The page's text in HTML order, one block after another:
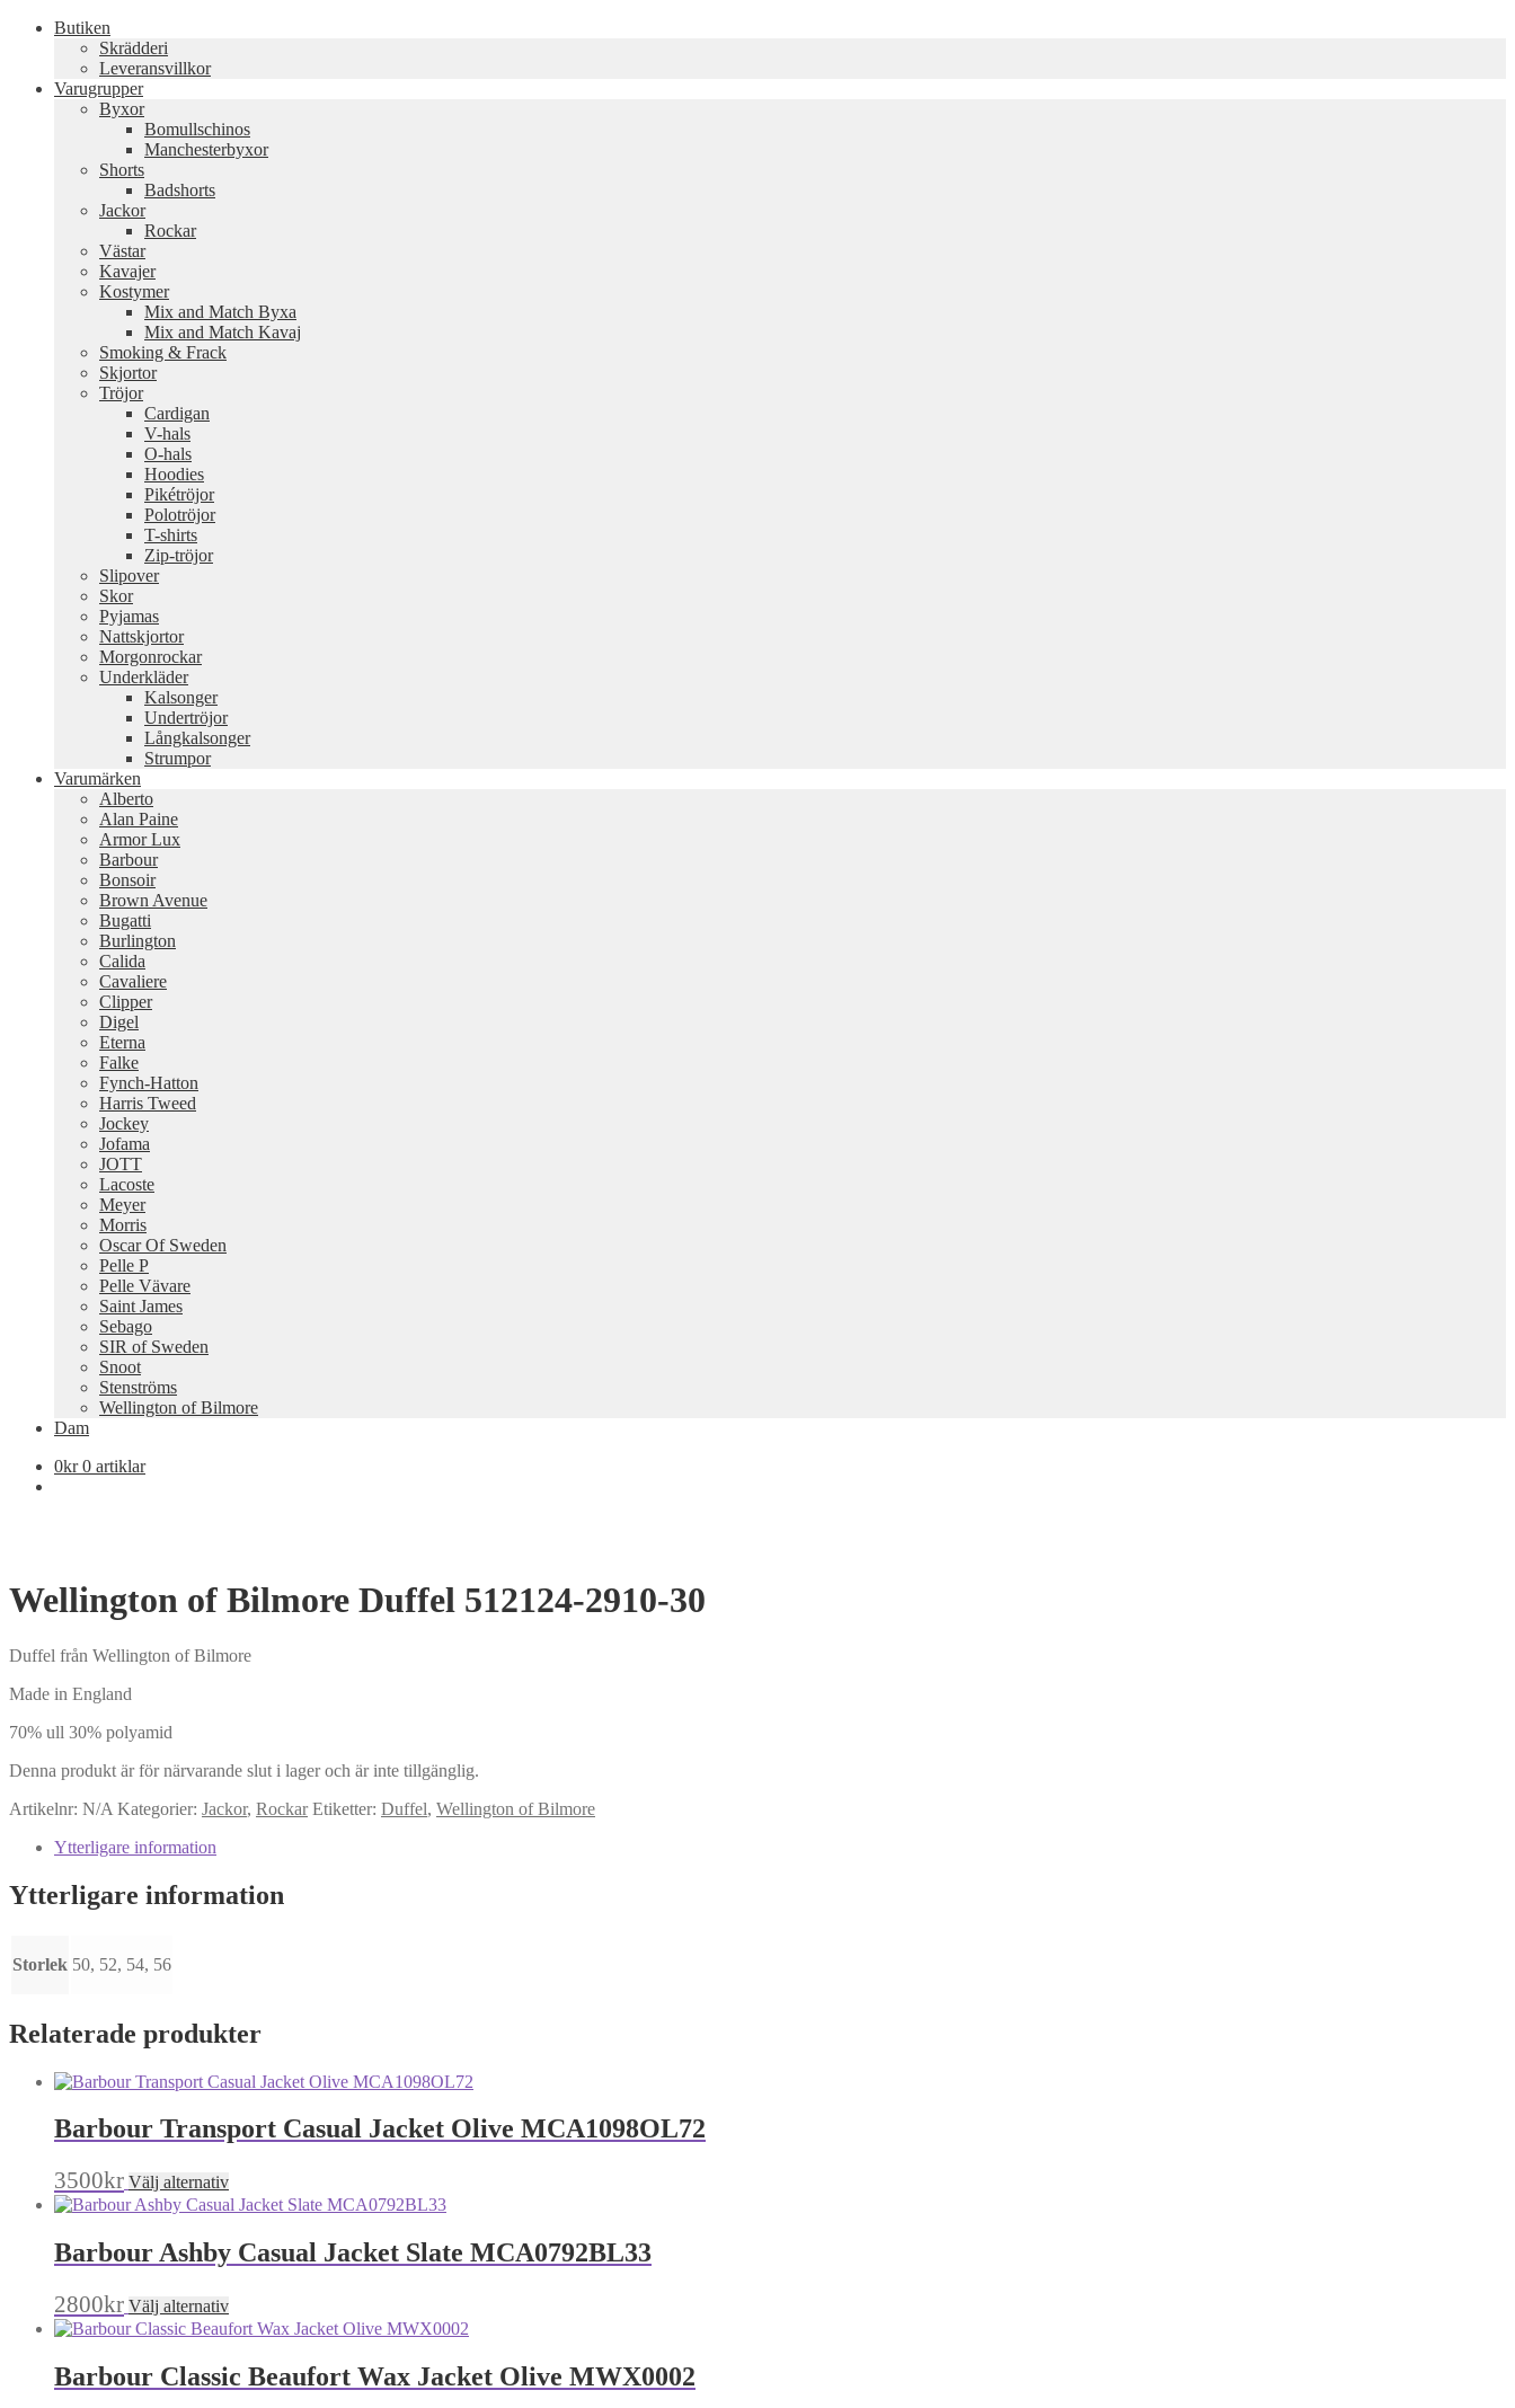
Butiken
Skrädderi
Leveransvillkor
Varugrupper
Byxor
Bomullschinos
Manchesterbyxor
Shorts
Badshorts
Jackor
Rockar
Västar
Kavajer
Kostymer
Mix and Match Byxa
Mix and Match Kavaj
Smoking & Frack
Skjortor
Tröjor
Cardigan
V-hals
O-hals
Hoodies
Pikétröjor
Polotröjor
T-shirts
Zip-tröjor
Slipover
Skor
Pyjamas
Nattskjortor
Morgonrockar
Underkläder
Kalsonger
Undertröjor
Långkalsonger
Strumpor
Varumärken
Alberto
Alan Paine
Armor Lux
Barbour
Bonsoir
Brown Avenue
Bugatti
Burlington
Calida
Cavaliere
Clipper
Digel
Eterna
Falke
Fynch-Hatton
Harris Tweed
Jockey
Jofama
JOTT
Lacoste
Meyer
Morris
Oscar Of Sweden
Pelle P
Pelle Vävare
Saint James
Sebago
SIR of Sweden
Snoot
Stenströms
Wellington of Bilmore
Dam
0kr 0 artiklar
Wellington of Bilmore Duffel 512124-2910-30
Duffel från Wellington of Bilmore
Made in England
70% ull 30% polyamid
Denna produkt är för närvarande slut i lager och är inte tillgänglig.
Artikelnr: N/A Kategorier: Jackor, Rockar Etiketter: Duffel, Wellington of Bilmore
Ytterligare information
Ytterligare information
Storlek 50, 52, 54, 56
Relaterade produkter
Barbour Transport Casual Jacket Olive MCA1098OL72
3500kr Välj alternativDen
här
produkten
flera
olika
alternativen
väljas
Barbour Ashby Casual Jacket Slate MCA0792BL33
2800kr Välj alternativDen
här
produkten
flera
Barbour Classic Beaufort Wax Jacket Olive MWX0002